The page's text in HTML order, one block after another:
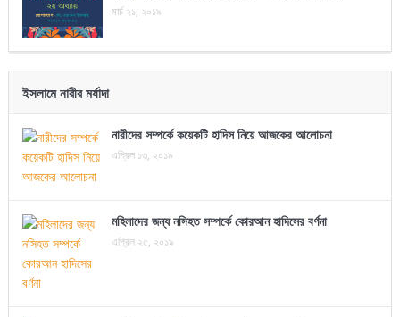
মার্চ ২১, ২০১৯
ইসলামে নারীর মর্যাদা
নারীদের সম্পর্কে কয়েকটি হাদিস নিয়ে আজকের আলোচনা
এপ্রিল ১৩, ২০১৯
মহিলাদের জন্য নসিহত সম্পর্কে কোরআন হাদিসের বর্ণনা
এপ্রিল ২৫, ২০১৯